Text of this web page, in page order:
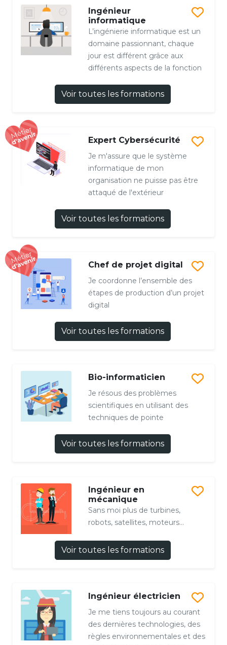
Ingénieur
informatique
L’ingénierie informatique est un
domaine passionnant, chaque
jour est différent grâce aux
différents aspects de la fonction
Voir toutes les formations
Expert Cybersécurité
Je m'assure que le système
informatique de mon
organisation ne puisse pas être
attaqué de l'extérieur
Voir toutes les formations
Chef de projet digital
Je coordonne l’ensemble des
étapes de production d’un projet
digital
Voir toutes les formations
Bio-informaticien
Je résous des problèmes
scientifiques en utilisant des
techniques de pointe
Voir toutes les formations
Ingénieur en
mécanique
Sans moi plus de turbines,
robots, satellites, moteurs...
Voir toutes les formations
Ingénieur électricien
Je me tiens toujours au courant
des dernières technologies, des
règles environnementales et des